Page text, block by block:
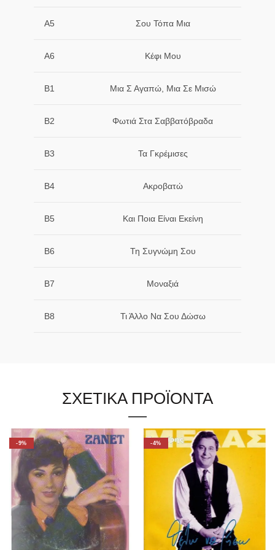
A5 Σου Τόπα Μια
A6 Κέφι Μου
B1 Μια Σ Αγαπώ, Μια Σε Μισώ
B2 Φωτιά Στα Σαββατόβραδα
B3 Τα Γκρέμισες
B4 Ακροβατώ
B5 Και Ποια Είναι Εκείνη
B6 Τη Συγνώμη Σου
B7 Μοναξιά
B8 Τι Άλλο Να Σου Δώσω
ΣΧΕΤΙΚΑ ΠΡΟΪΟΝΤΑ
-9% -4%